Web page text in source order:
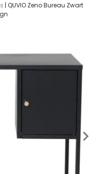
| QUVIO Zeno Bureau Zwart